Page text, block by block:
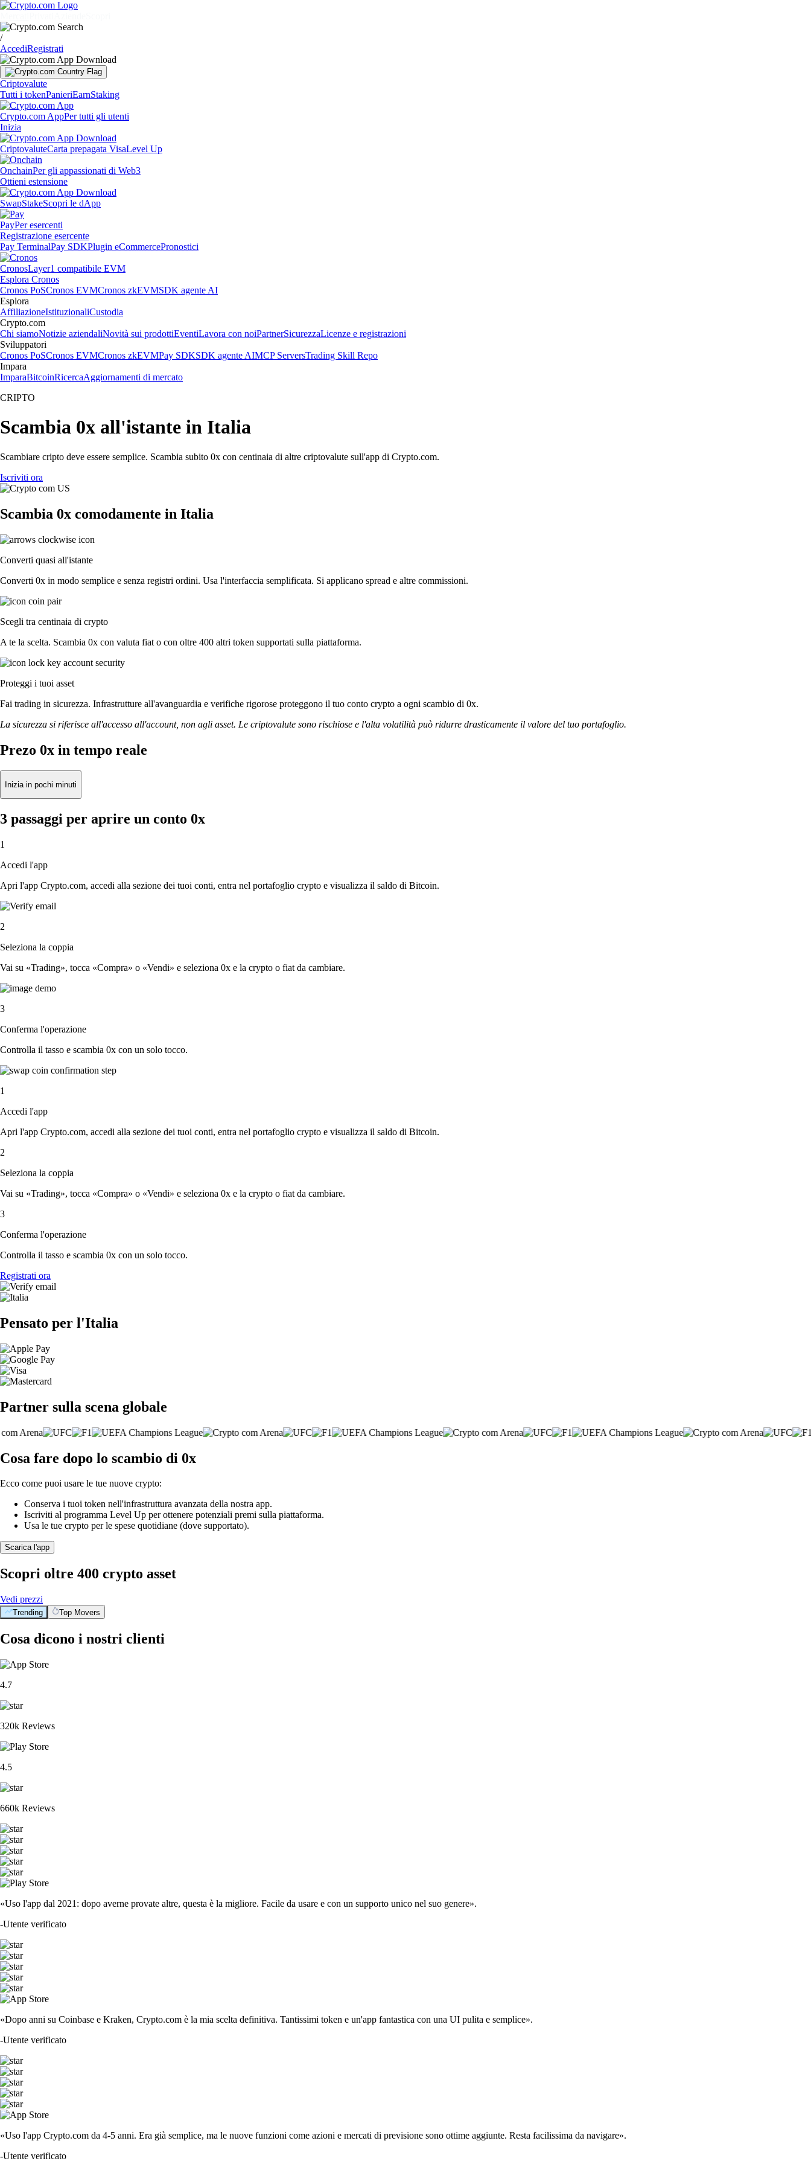
/
AccediRegistrati
Criptovalute
Tutti i tokenPanieriEarnStaking
Crypto.com AppPer tutti gli utenti
Inizia
CriptovaluteCarta prepagata VisaLevel Up
OnchainPer gli appassionati di Web3
Ottieni estensione
SwapStakeScopri le dApp
PayPer esercenti
Registrazione esercente
Pay TerminalPay SDKPlugin eCommercePronostici
CronosLayer1 compatibile EVM
Esplora Cronos
Cronos PoSCronos EVMCronos zkEVMSDK agente AI
Esplora
AffiliazioneIstituzionaliCustodia
Crypto.com
Chi siamoNotizie aziendaliNovità sui prodottiEventiLavora con noiPartnerSicurezzaLicenze e registrazioni
Sviluppatori
Cronos PoSCronos EVMCronos zkEVMPay SDKSDK agente AIMCP ServersTrading Skill Repo
Impara
ImparaBitcoinRicercaAggiornamenti di mercato
CRIPTO
Scambia 0x all'istante in Italia
Scambiare cripto deve essere semplice. Scambia subito 0x con centinaia di altre criptovalute sull'app di Crypto.com.
Iscriviti ora
Scambia 0x comodamente in Italia
Converti quasi all'istante
Converti 0x in modo semplice e senza registri ordini. Usa l'interfaccia semplificata. Si applicano spread e altre commissioni.
Scegli tra centinaia di crypto
A te la scelta. Scambia 0x con valuta fiat o con oltre 400 altri token supportati sulla piattaforma.
Proteggi i tuoi asset
Fai trading in sicurezza. Infrastrutture all'avanguardia e verifiche rigorose proteggono il tuo conto crypto a ogni scambio di 0x.
La sicurezza si riferisce all'accesso all'account, non agli asset. Le criptovalute sono rischiose e l'alta volatilità può ridurre drasticamente il valore del tuo portafoglio.
Prezo 0x in tempo reale
Inizia in pochi minuti
3 passaggi per aprire un conto 0x
1
Accedi l'app
Apri l'app Crypto.com, accedi alla sezione dei tuoi conti, entra nel portafoglio crypto e visualizza il saldo di Bitcoin.
2
Seleziona la coppia
Vai su «Trading», tocca «Compra» o «Vendi» e seleziona 0x e la crypto o fiat da cambiare.
3
Conferma l'operazione
Controlla il tasso e scambia 0x con un solo tocco.
1
Accedi l'app
Apri l'app Crypto.com, accedi alla sezione dei tuoi conti, entra nel portafoglio crypto e visualizza il saldo di Bitcoin.
2
Seleziona la coppia
Vai su «Trading», tocca «Compra» o «Vendi» e seleziona 0x e la crypto o fiat da cambiare.
3
Conferma l'operazione
Controlla il tasso e scambia 0x con un solo tocco.
Registrati ora
Pensato per l'Italia
Partner sulla scena globale
Cosa fare dopo lo scambio di 0x
Ecco come puoi usare le tue nuove crypto:
Conserva i tuoi token nell'infrastruttura avanzata della nostra app.
Iscriviti al programma Level Up per ottenere potenziali premi sulla piattaforma.
Usa le tue crypto per le spese quotidiane (dove supportato).
Scarica l'app
Scopri oltre 400 crypto asset
Vedi prezzi
Trending Top Movers
Cosa dicono i nostri clienti
4.7
320k Reviews
4.5
660k Reviews
«Uso l'app dal 2021: dopo averne provate altre, questa è la migliore. Facile da usare e con un supporto unico nel suo genere».
-Utente verificato
«Dopo anni su Coinbase e Kraken, Crypto.com è la mia scelta definitiva. Tantissimi token e un'app fantastica con una UI pulita e semplice».
-Utente verificato
«Uso l'app Crypto.com da 4-5 anni. Era già semplice, ma le nuove funzioni come azioni e mercati di previsione sono ottime aggiunte. Resta facilissima da navigare».
-Utente verificato